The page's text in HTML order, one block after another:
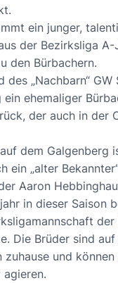
ein junger,
der Bezirksliga A-
den Bürbachern.
des „Nachbarn“ GW
ehemaliger
der auch in der
dem Galgenberg
ein „alter
Aaron
in dieser Saison
der
Die Brüder sind auf
zuhause und